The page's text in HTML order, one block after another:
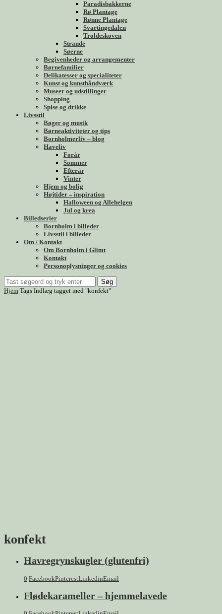
Paradisbakkerne
Rø Plantage
Rønne Plantage
Svartingedalen
Troldeskoven
Strande
Søerne
Begivenheder og arrangementer
Børnefamilier
Delikatesser og specialiteter
Kunst og kunsthåndværk
Museer og udstillinger
Shopping
Spise og drikke
Livsstil
Bøger og musik
Børneaktiviteter og tips
Bornholmerliv – blog
Haveliv
Forår
Sommer
Efterår
Vinter
Hjem og bolig
Højtider – inspiration
Halloween og Allehelgen
Jul og krea
Billedserier
Bornholm i billeder
Livsstil i billeder
Om / Kontakt
Om Bornholm i Glimt
Kontakt
Personoplysninger og cookies
Søg
Hjem Tags Indlæg tagget med "konfekt"
konfekt
Havregrynskugler (glutenfri)
0 FacebookPinterestLinkedinEmail
Flødekarameller – hjemmelavede